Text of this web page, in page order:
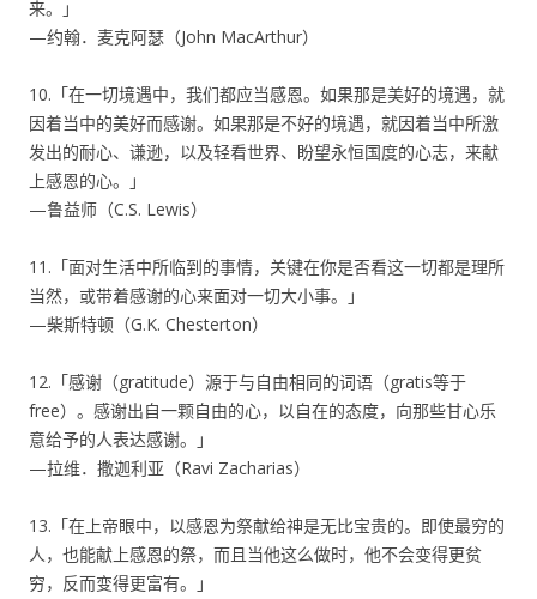
来。」
—约翰．麦克阿瑟（John MacArthur）
10.「在一切境遇中，我们都应当感恩。如果那是美好的境遇，就
因着当中的美好而感谢。如果那是不好的境遇，就因着当中所激
发出的耐心、谦逊，以及轻看世界、盼望永恒国度的心志，来献
上感恩的心。」
—鲁益师（C.S. Lewis）
11.「面对生活中所临到的事情，关键在你是否看这一切都是理所
当然，或带着感谢的心来面对一切大小事。」
—柴斯特顿（G.K. Chesterton）
12.「感谢（gratitude）源于与自由相同的词语（gratis等于
free）。感谢出自一颗自由的心，以自在的态度，向那些甘心乐
意给予的人表达感谢。」
—拉维．撒迦利亚（Ravi Zacharias）
13.「在上帝眼中，以感恩为祭献给神是无比宝贵的。即使最穷的
人，也能献上感恩的祭，而且当他这么做时，他不会变得更贫
穷，反而变得更富有。」